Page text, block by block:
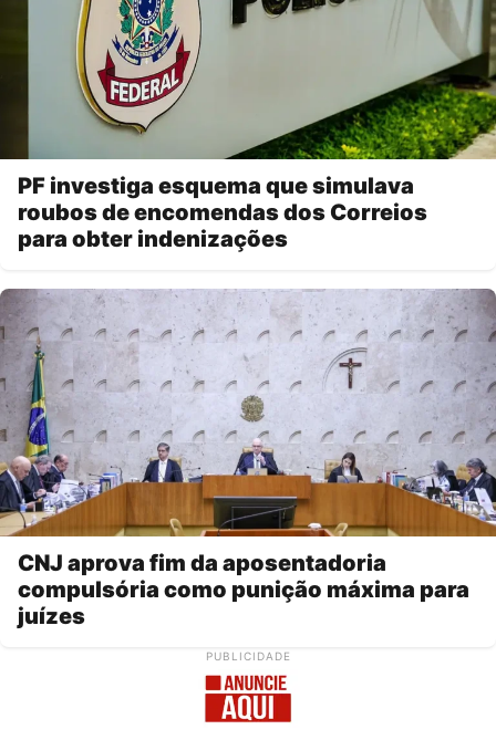
PF investiga esquema que simulava
roubos de encomendas dos Correios
para obter indenizações
CNJ aprova fim da aposentadoria
compulsória como punição máxima para
juízes
PUBLICIDADE